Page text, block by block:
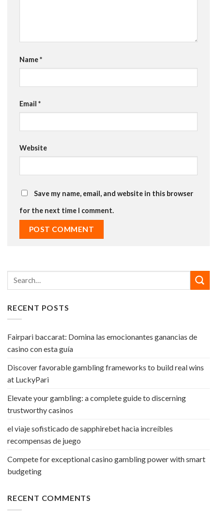
Name*
Email *
Website
Save my name, email, and website in this browser
for the next time I comment.
RECENT POSTS
Fairpari baccarat: Domina las emocionantes ganancias de
casino con esta guía
Discover favorable gambling frameworks to build real wins
at LuckyPari
Elevate your gambling: a complete guide to discerning
trustworthy casinos
el viaje sofisticado de sapphirebet hacia increíbles
recompensas de juego
Compete for exceptional casino gambling power with smart
budgeting
RECENT COMMENTS